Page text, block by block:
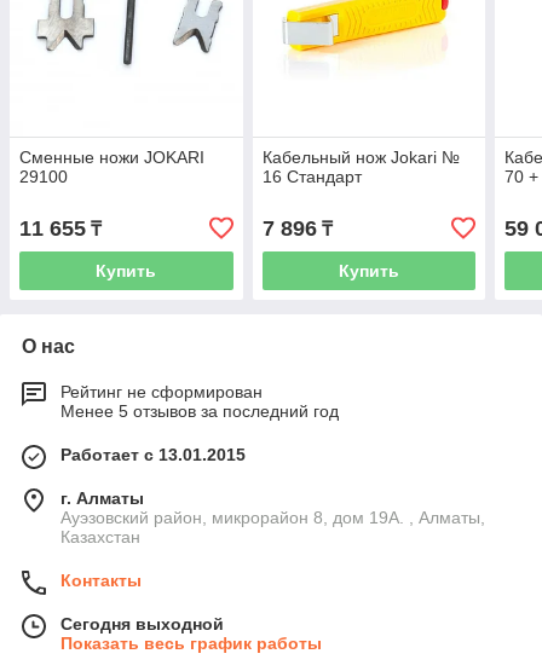
Сменные ножи JOKARI
29100
11 655 ₸
Купить
Кабельный нож Jokari №
16 Стандарт
7 896₸
Купить
70
59
О нас
Рейтинг не сформирован
Менее 5 отзывов за последний год
Работает с 13.01.2015
г. Алматы
Ауэзовский район, микрорайон 8, дом 19А. , Алматы,
Казахстан
Контакты
Сегодня выходной
Показать весь график работы